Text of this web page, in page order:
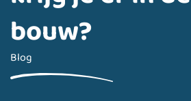
bouw?
Blog